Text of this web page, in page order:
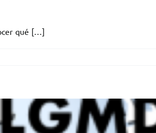
qué […]